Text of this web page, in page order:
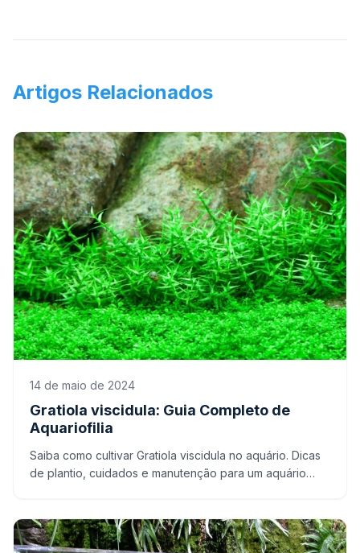
Artigos Relacionados
14 de maio de 2024
Gratiola viscidula: Guia Completo de
Aquariofilia
Saiba como cultivar Gratiola viscidula no aquário. Dicas
de plantio, cuidados e manutenção para um aquário